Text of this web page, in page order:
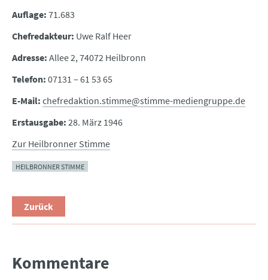
Auflage: 71.683
Chefredakteur: Uwe Ralf Heer
Adresse: Allee 2, 74072 Heilbronn
Telefon: 07131 – 61 53 65
E-Mail: chefredaktion.stimme@stimme-mediengruppe.de
Erstausgabe: 28. März 1946
Zur Heilbronner Stimme
HEILBRONNER STIMME
Zurück
Kommentare